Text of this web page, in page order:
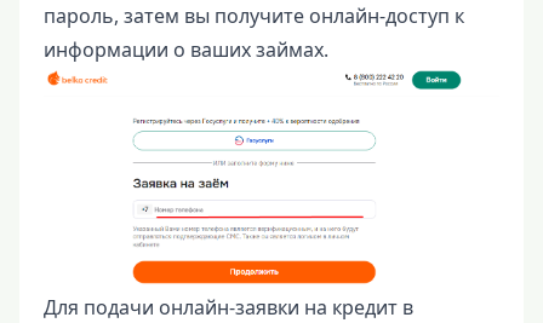
пароль, затем вы получите онлайн-доступ к
информации о ваших займах.
Для подачи онлайн-заявки на кредит в